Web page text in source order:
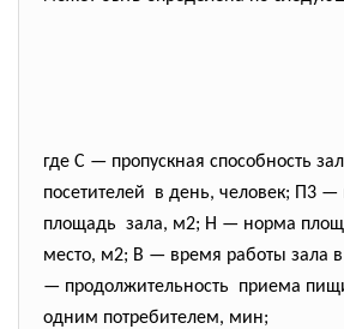
где С — пропускная способность
посетителей в день, человек; П3 —
площадь зала, м2; Н — норма
место, м2; В — время работы зала
— продолжительность приема
одним потребителем, мин;